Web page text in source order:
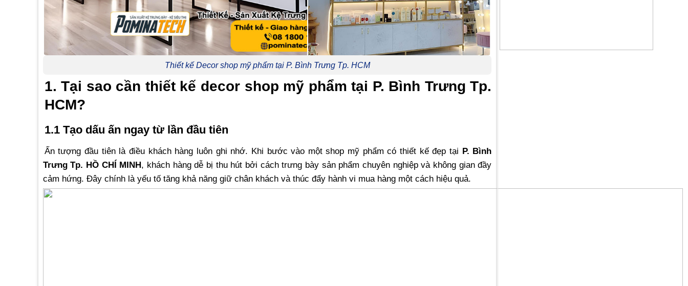
Thiết kế Decor shop mỹ phẩm tại P. Bình Trưng Tp. HCM
1. Tại sao cần thiết kế decor shop mỹ phẩm tại P. Bình Trưng Tp.
HCM?
1.1 Tạo dấu ấn ngay từ lần đầu tiên
Ấn tượng đầu tiên là điều khách hàng luôn ghi nhớ. Khi bước vào một shop mỹ phẩm có thiết kế đẹp tại P. Bình
Trưng Tp. HỒ CHÍ MINH, khách hàng dễ bị thu hút bởi cách trưng bày sản phẩm chuyên nghiệp và không gian đầy
cảm hứng. Đây chính là yếu tố tăng khả năng giữ chân khách và thúc đẩy hành vi mua hàng một cách hiệu quả.